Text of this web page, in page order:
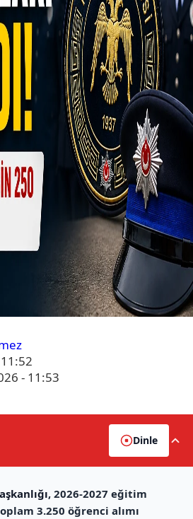
- 11:53
Dinle
, 2026-2027 eğitim
3.250 öğrenci alımı